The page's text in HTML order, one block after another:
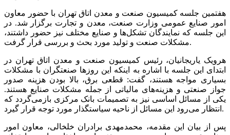
هفتمین جلسه کمیسیون صنعت و معدن اتاق تهران با حضور معاون
امور صنایع عمومی وزارت صنعت، معدن و تجارت برگزار شد. در
این جلسه که نمایندگان تشکل‌ها و صنایع مختلف نیز حضور داشتند،
مشکلات صنعت و تولید مورد بحث و بررسی قرار گرفت.
هرویک یاریجانیان، رئیس کمیسیون صنعت و معدن اتاق تهران در
ابتدای این جلسه با اشاره به اینکه این روزها صنعتگران با مشکلات
بسیاری مواجه هستند، گفت: قطعی برق، بالا بودن هزینه صدور
جواز صنعتی و هزینه‌های مالیاتی از جمله مشکلات صنایع هستند.
یکی از مسائل اساسی نیز به تصمیمات بانک مرکزی بازمی‌گردد که
انتظار می‌رود این مسائل از ناحیه سیاستگذار مورد توجه قرار گیرد.
پس از بیان این مقدمه، محمدمهدی برادران خلخالی، معاون امور